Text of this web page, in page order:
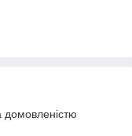
домовленістю